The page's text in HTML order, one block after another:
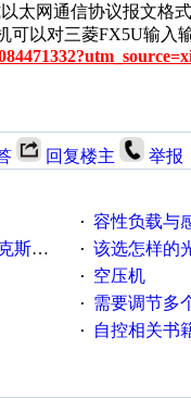
太网通信协议报文格
以对三菱FX5U输入
回复楼主 举报
· 容性负载与感
即得 · 该选怎样的
· 空压机
· 需要调节多个
· 自控相关书